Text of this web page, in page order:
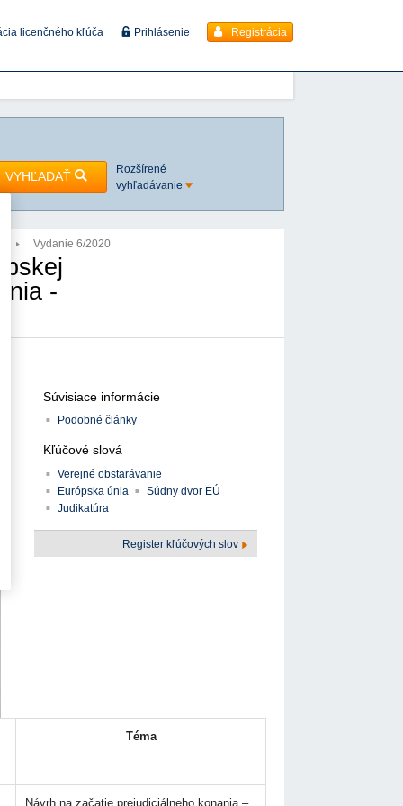
licenčného kľúča Prihlásenie Registrácia
VYHĽADAŤ
Rozšírené
vyhľadávanie
Vydanie 6/2020
-
Súvisiace informácie
Podobné články
Kľúčové slová
Verejné obstarávanie
Európska únia
Súdny dvor EÚ
Judikatúra
Register kľúčových slov
Téma
Návrh na začatie prejudiciálneho konania –